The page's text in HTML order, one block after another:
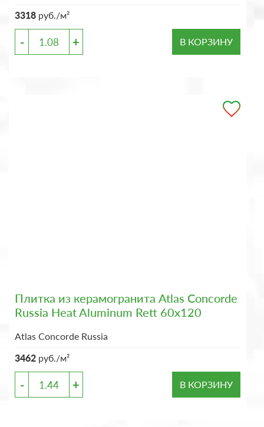
3318 руб./м²
- + В КОРЗИНУ
Плитка из керамогранита Atlas Concorde
Russia Heat Aluminum Rett 60x120
Atlas Concorde Russia
3462 руб./м²
- + В КОРЗИНУ